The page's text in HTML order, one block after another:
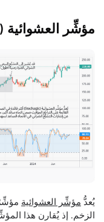
مؤشِّر العشوائية (Stochastic Oscillator)
يُعدُّ مؤشِّر العشوائية
الزخم. إذ يُقارن هذا